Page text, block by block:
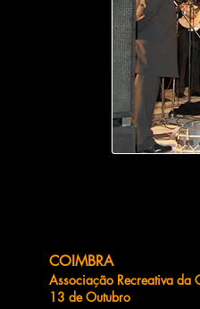
COIMBRA
Associação Recreativa da
13 de Outubro